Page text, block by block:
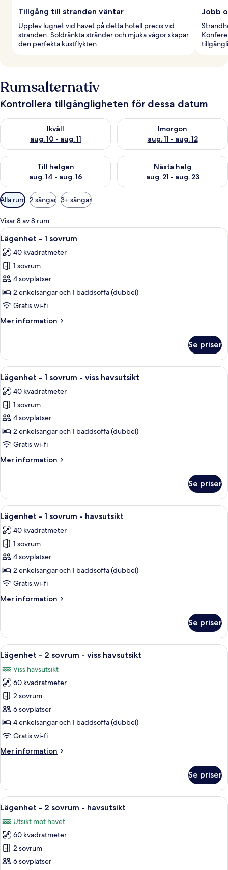
Tillgång till stranden väntar
Upplev lugnet vid havet på detta hotell precis vid
stranden. Soldränkta stränder och mjuka vågor skapar
den perfekta kustflykten.
Jobb
Rumsalternativ
Kontrollera tillgängligheten för dessa datum
Ikväll
aug. 10 - aug. 11
Kontrollera tillgängligheten för ikväll aug. 10 - aug. 11
Imorgon
aug. 11 - aug. 12
Kontrollera tillgängligheten
Till helgen
aug. 14 - aug. 16
Kontrollera tillgängligheten för den här helgen aug. 14 - aug.
Nästa helg
aug. 21 - aug. 23
Kontrollera tillgängligheten
Tillgängliga
filter
för
rum
Alla rum 2 sängar 3+ sängar
Visar 8 av 8 rum
Öppna
alla
foton
för
Lägenhet
-
1
Ett hotellrum med en stor säng, två
5
Lägenhet - 1 sovrum
40 kvadratmeter
1 sovrum
4 sovplatser
2 enkelsängar och 1 bäddsoffa (dubbel)
Gratis wi-fi
Mer information
Mer
-
sovrum
Se priser
Öppna
alla
foton
för
Lägenhet
-
1
-
Ett hotellrum med en stor säng, två
5
Lägenhet - 1 sovrum - viss havsutsikt
40 kvadratmeter
1 sovrum
4 sovplatser
2 enkelsängar och 1 bäddsoffa (dubbel)
Gratis wi-fi
Mer information
Mer
-
sovrum
viss
havsutsikt
Se priser
Öppna
alla
foton
för
Lägenhet
-
1
-
Ett hotellrum med en stor säng, två
6
Lägenhet - 1 sovrum - havsutsikt
40 kvadratmeter
1 sovrum
4 sovplatser
2 enkelsängar och 1 bäddsoffa (dubbel)
Gratis wi-fi
Mer information
Mer
-
sovrum
havsutsikt
Se priser
Öppna
alla
foton
för
Lägenhet
-
2
sovrum
viss
Ett hotellrum med en stor säng, två
5
Lägenhet - 2 sovrum - viss havsutsikt
Viss havsutsikt
60 kvadratmeter
2 sovrum
6 sovplatser
4 enkelsängar och 1 bäddsoffa (dubbel)
Gratis wi-fi
Mer information
Mer
-
sovrum
viss
havsutsikt
Se priser
Öppna
alla
foton
för
Lägenhet
-
Ett modernt hotellrum med en
6
Lägenhet - 2 sovrum - havsutsikt
Utsikt mot havet
60 kvadratmeter
2 sovrum
6 sovplatser